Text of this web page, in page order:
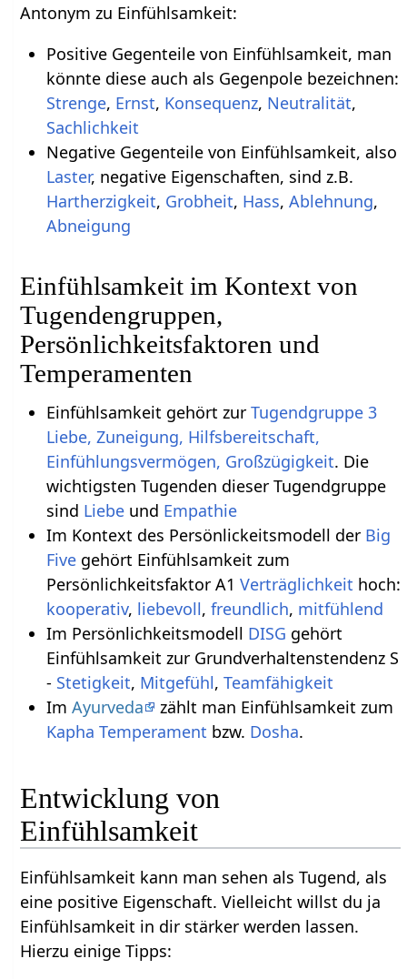
Antonym zu Einfühlsamkeit:
Positive Gegenteile von Einfühlsamkeit, man
könnte diese auch als Gegenpole bezeichnen:
Strenge, Ernst, Konsequenz, Neutralität,
Sachlichkeit
Negative Gegenteile von Einfühlsamkeit, also
Laster, negative Eigenschaften, sind z.B.
Hartherzigkeit, Grobheit, Hass, Ablehnung,
Abneigung
Einfühlsamkeit im Kontext von
Tugendengruppen,
Persönlichkeitsfaktoren und
Temperamenten
Einfühlsamkeit gehört zur Tugendgruppe 3
Liebe, Zuneigung, Hilfsbereitschaft,
Einfühlungsvermögen, Großzügigkeit. Die
wichtigsten Tugenden dieser Tugendgruppe
sind Liebeund Empathie
Im Kontext des Persönlickeitsmodell der Big
Fivegehört Einfühlsamkeit zum
Persönlichkeitsfaktor A1 Verträglichkeit hoch:
kooperativ, liebevoll, freundlich, mitfühlend
Im Persönlichkeitsmodell DISG gehört
Einfühlsamkeit zur Grundverhaltenstendenz S
- Stetigkeit, Mitgefühl, Teamfähigkeit
Im Ayurveda
zählt man Einfühlsamkeit zum
Kapha Temperament bzw. Dosha.
Entwicklung von
Einfühlsamkeit
Einfühlsamkeit kann man sehen als Tugend, als
eine positive Eigenschaft. Vielleicht willst du ja
Einfühlsamkeit in dir stärker werden lassen.
Hierzu einige Tipps: